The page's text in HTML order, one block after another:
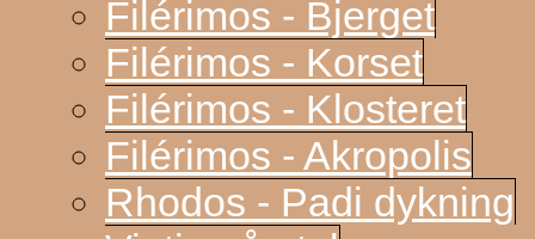
Filérimos - Bjerget
Filérimos - Korset
Filérimos - Klosteret
Filérimos - Akropolis
Rhodos - Padi dykning